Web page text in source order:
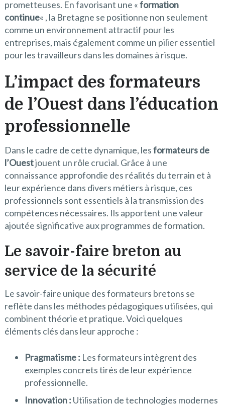
prometteuses. En favorisant une «formation
continue« , la Bretagne se positionne non seulement
comme un environnement attractif pour les
entreprises, mais également comme un pilier essentiel
pour les travailleurs dans les domaines à risque.
L’impact des formateurs
de l’Ouest dans l’éducation
professionnelle
Dans le cadre de cette dynamique, lesformateurs de
l’Ouestjouent un rôle crucial. Grâce à une
connaissance approfondie des réalités du terrain et à
leur expérience dans divers métiers à risque, ces
professionnels sont essentiels à la transmission des
compétences nécessaires. Ils apportent une valeur
ajoutée significative aux programmes de formation.
Le savoir-faire breton au
service de la sécurité
Le savoir-faire unique des formateurs bretons se
reflète dans les méthodes pédagogiques utilisées, qui
combinent théorie et pratique. Voici quelques
éléments clés dans leur approche :
Pragmatisme : Les formateurs intègrent des
exemples concrets tirés de leur expérience
professionnelle.
Innovation : Utilisation de technologies modernes